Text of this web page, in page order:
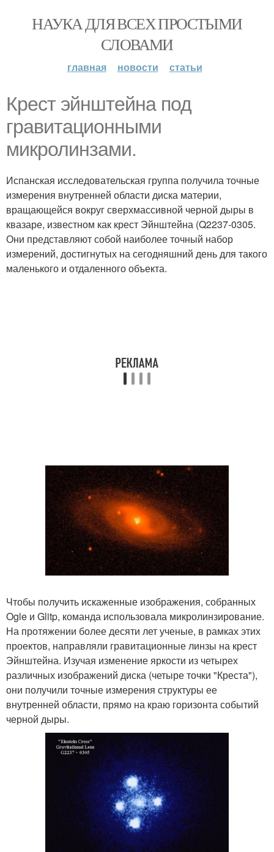
НАУКА ДЛЯ ВСЕХ ПРОСТЫМИ
СЛОВАМИ
главная новости статьи
Крест эйнштейна под
гравитационными
микролинзами.
Испанская исследовательская группа получила точные
измерения внутренней области диска материи,
вращающейся вокруг сверхмассивной черной дыры в
квазаре, известном как крест Эйнштейна (Q2237-0305.
Они представляют собой наиболее точный набор
измерений, достигнутых на сегодняшний день для такого
маленького и отдаленного объекта.
Чтобы получить искаженные изображения, собранных
Ogle и Glitp, команда использовала микролинзирование.
На протяжении более десяти лет ученые, в рамках этих
проектов, направляли гравитационные линзы на крест
Эйнштейна. Изучая изменение яркости из четырех
различных изображений диска (четыре точки "Креста"),
они получили точные измерения структуры ее
внутренней области, прямо на краю горизонта событий
черной дыры.